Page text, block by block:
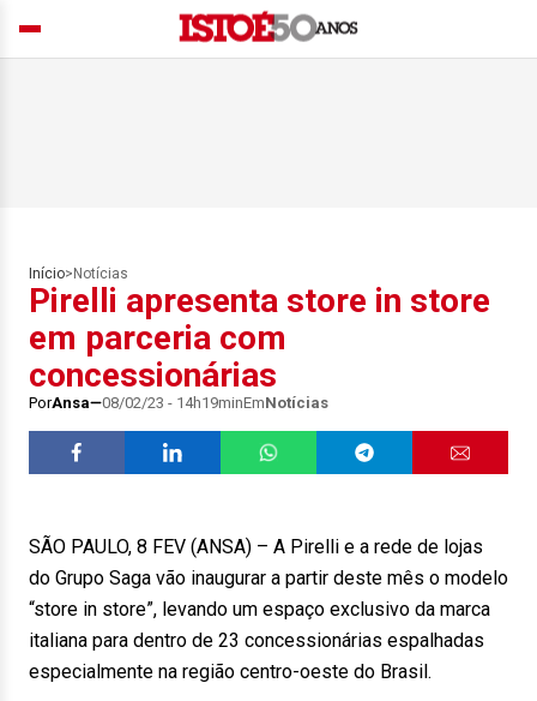
Início> Notícias
Pirelli apresenta store in store
em parceria com
concessionárias
PorAnsa 08/02/23 - 14h19minEmNotícias
SÃO PAULO, 8 FEV (ANSA) – A Pirelli e a rede de lojas
do Grupo Saga vão inaugurar a partir deste mês o modelo
“store in store”, levando um espaço exclusivo da marca
italiana para dentro de 23 concessionárias espalhadas
especialmente na região centro-oeste do Brasil.